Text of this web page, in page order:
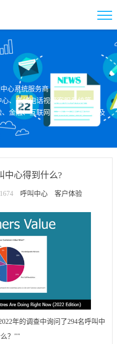
心系统服务商
、在线电话视频客服系统等
金融、互联网、教育等行业以及
中心得到什么?
呼叫中心 客户体验
年的调查中询问了294名呼叫中
？""